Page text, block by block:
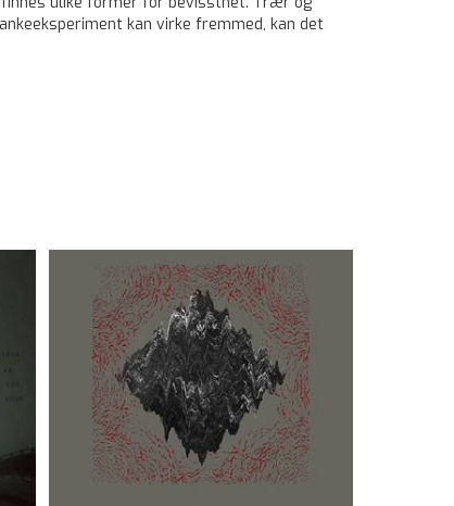
kan virke fremmed, kan det